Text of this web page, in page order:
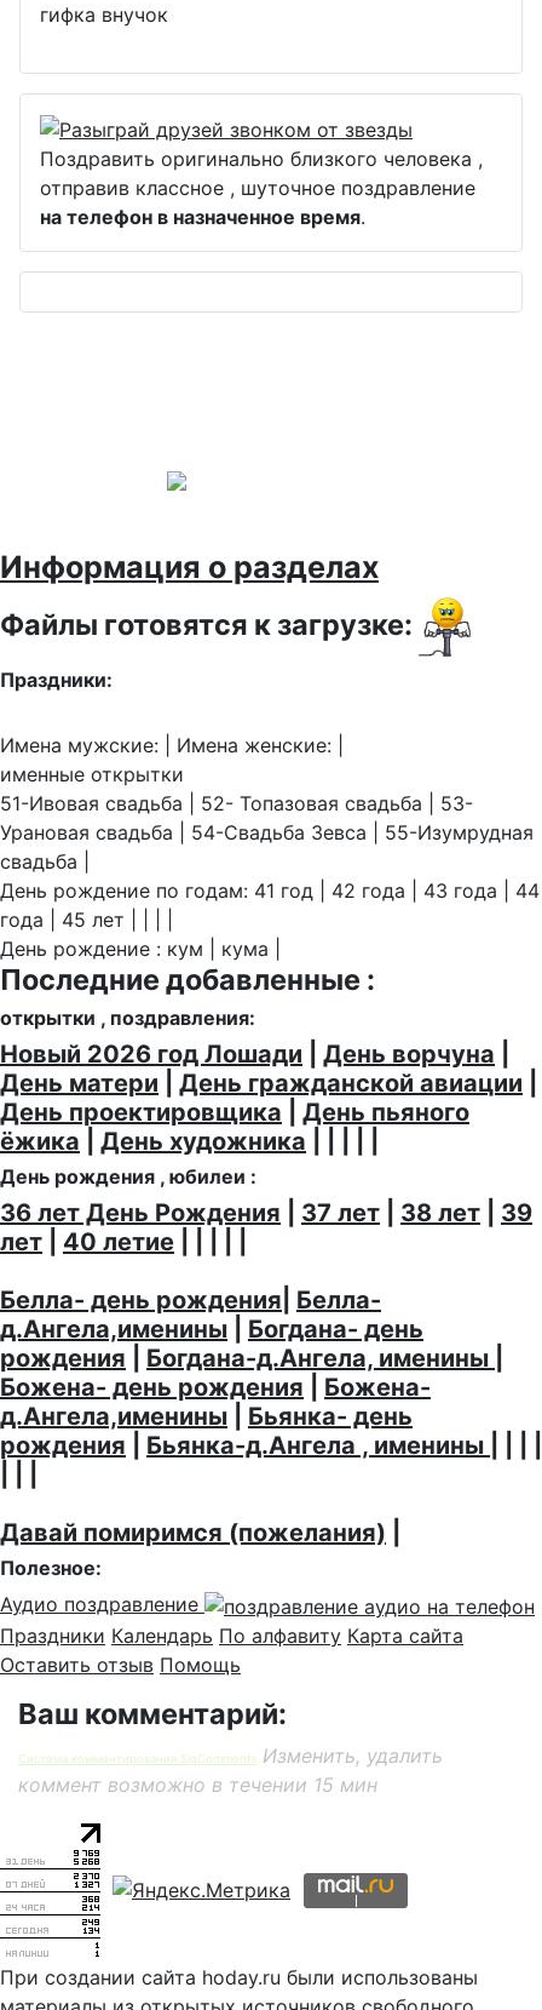
гифка внучок
Поздравить оригинально близкого человека ,
отправив классное , шуточное поздравление
на телефон в назначенное время.
Информация о разделах
Файлы готовятся к загрузке:
Праздники:
Имена мужские: | Имена женские: |
именные открытки
51-Ивовая свадьба | 52- Топазовая свадьба | 53-
Урановая свадьба | 54-Свадьба Зевса | 55-Изумрудная
свадьба |
День рождение по годам: 41 год | 42 года | 43 года | 44
года | 45 лет | | | |
День рождение : кум | кума |
Последние добавленные :
открытки , поздравления:
Новый 2026 год Лошади День ворчуна
День матери
День гражданской авиации
День проектировщика
День пьяного
ёжика
День художника
День рождения , юбилеи :
36 лет День Рождения 37 лет 38 лет
39
лет
40 летие
Белла- день рождения Белла-
д.Ангела,именины
Богдана- день
рождения
Богдана-д.Ангела, именины
Божена- день рождения
Божена-
д.Ангела,именины
Бьянка- день
рождения
Бьянка-д.Ангела , именины
Давай помиримся (пожелания)
Полезное:
Аудио поздравление
Праздники Календарь По алфавиту Карта сайта
Оставить отзыв Помощь
Ваш комментарий:
Система комментирования SigComments
Изменить, удалить
коммент возможно в течении 15 мин
При создании сайта hoday.ru были использованы